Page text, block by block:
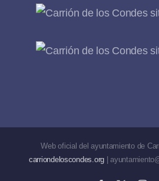
Web oficial del ayuntamiento de
carriondeloscondes.org |